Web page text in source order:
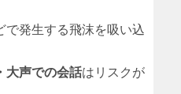
で発生する飛沫を吸い込
大声での会話はリスクが